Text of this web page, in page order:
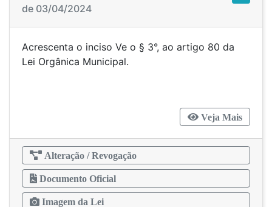
de 03/04/2024
Acrescenta o inciso Ve o § 3°, ao artigo 80 da
Lei Orgânica Municipal.
Veja Mais
Alteração / Revogação
Documento Oficial
Imagem da Lei